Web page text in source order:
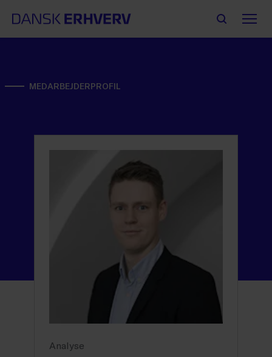
MEDARBEJDERPROFIL
Analyse